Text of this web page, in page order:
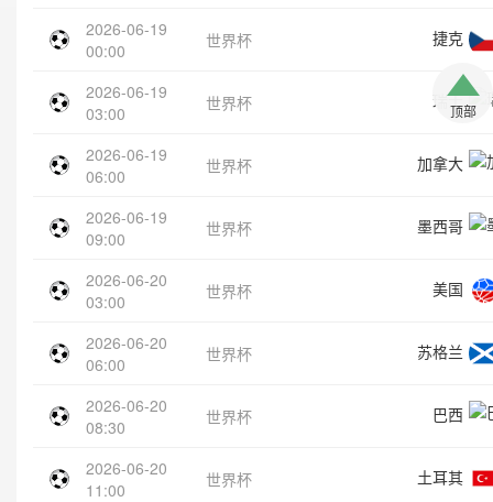
2026-06-19
00:00
世界杯 捷克
2026-06-19
03:00
世界杯 瑞士
2026-06-19
06:00
世界杯 加拿大
2026-06-19
09:00
世界杯 墨西哥
2026-06-20
03:00
世界杯 美国
2026-06-20
06:00
世界杯 苏格兰
2026-06-20
08:30
世界杯 巴西
2026-06-20
11:00
世界杯 土耳其
顶部